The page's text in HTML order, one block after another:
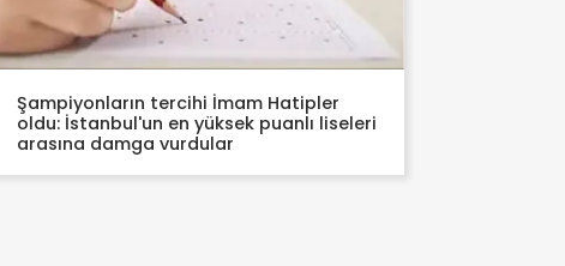
Şampiyonların tercihi İmam Hatipler
oldu: İstanbul'un en yüksek puanlı liseleri
arasına damga vurdular